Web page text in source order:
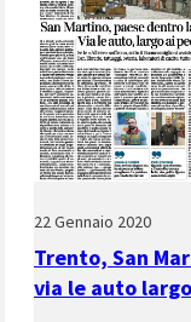
22 Gennaio 2020
Trento, San
via le auto